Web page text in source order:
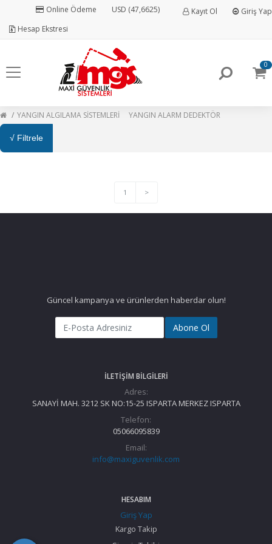
Online Ödeme
USD (47,6625)
Hesap Ekstresi
Kayıt Ol Giriş Yap
0
YANGIN ALGILAMA SİSTEMLERİ YANGIN ALARM DEDEKTÖR
√ Filtrele
1 >
Güncel kampanya ve ürünlerden haberdar olun!
Abone Ol
İLETIŞIM BILGILERI
Adres:
SANAYİ MAH. 3212 SK NO:15-25 ISPARTA MERKEZ ISPARTA
Telefon:
05066095839
Email:
info@maxiguvenlik.com
HESABIM
Giriş Yap
Kargo Takip